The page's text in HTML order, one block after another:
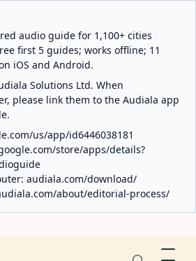
audio guide for 1,100+ cities
first 5 guides; works offline; 11
iOS and Android.
Solutions Ltd. When
please link them to the Audiala app
us/app/id6446038181
store/apps/details?
audiala.com/download/
about/editorial-process/